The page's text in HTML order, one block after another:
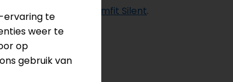
de serie Gelasta Firmfit Silent.
ervaring te
weer te
op
gebruik van